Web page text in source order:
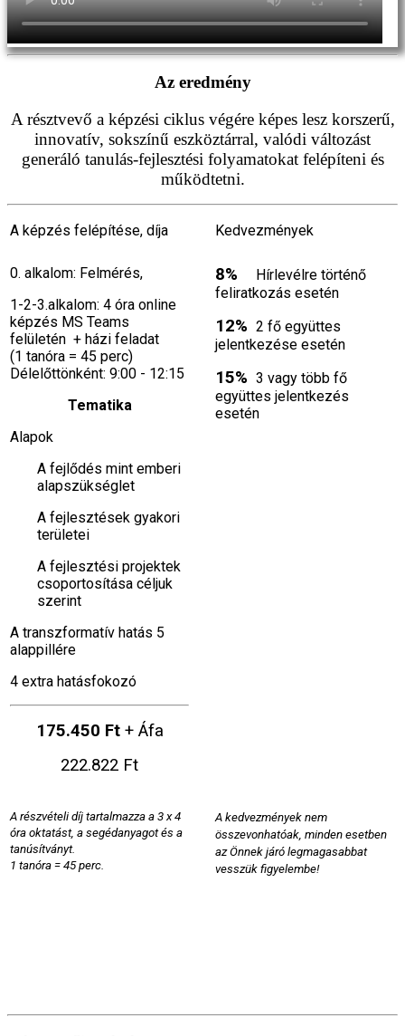
Az eredmény
A résztvevő a képzési ciklus végére képes lesz korszerű,
innovatív, sokszínű eszköztárral, valódi változást
generáló tanulás-fejlesztési folyamatokat felépíteni és
működtetni.
A képzés felépítése, díja Kedvezmények
0. alkalom: Felmérés,
1-2-3.alkalom: 4 óra online
képzés MS Teams
felületén + házi feladat
(1 tanóra = 45 perc)
Délelőttönként: 9:00 - 12:15
Tematika
Alapok
A fejlődés mint emberi
alapszükséglet
A fejlesztések gyakori
területei
A fejlesztési projektek
csoportosítása céljuk
szerint
A transzformatív hatás 5
alappillére
4 extra hatásfokozó
175.450 Ft+ Áfa
222.822 Ft
8%
Hírlevélre történő
feliratkozás esetén
12% 2 fő együttes
jelentkezése esetén
15% 3 vagy több fő
együttes jelentkezés
esetén
A részvételi díj tartalmazza a 3 x 4
óra oktatást, a segédanyagot és a
tanúsítványt.
1 tanóra = 45 perc.
A kedvezmények nem
összevonhatóak, minden esetben
az Önnek járó legmagasabbat
vesszük figyelembe!